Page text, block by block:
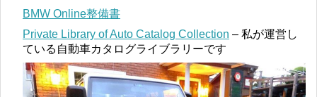
BMW Online整備書
Private Library of Auto Catalog Collection – 私が運営し
ている自動車カタログライブラリーです